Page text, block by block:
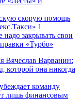
скорую помощь
1
надо закрывать свои
«Турбо»
Вячеслав Варванин:
которой она никогда
команду
лишь финансовым